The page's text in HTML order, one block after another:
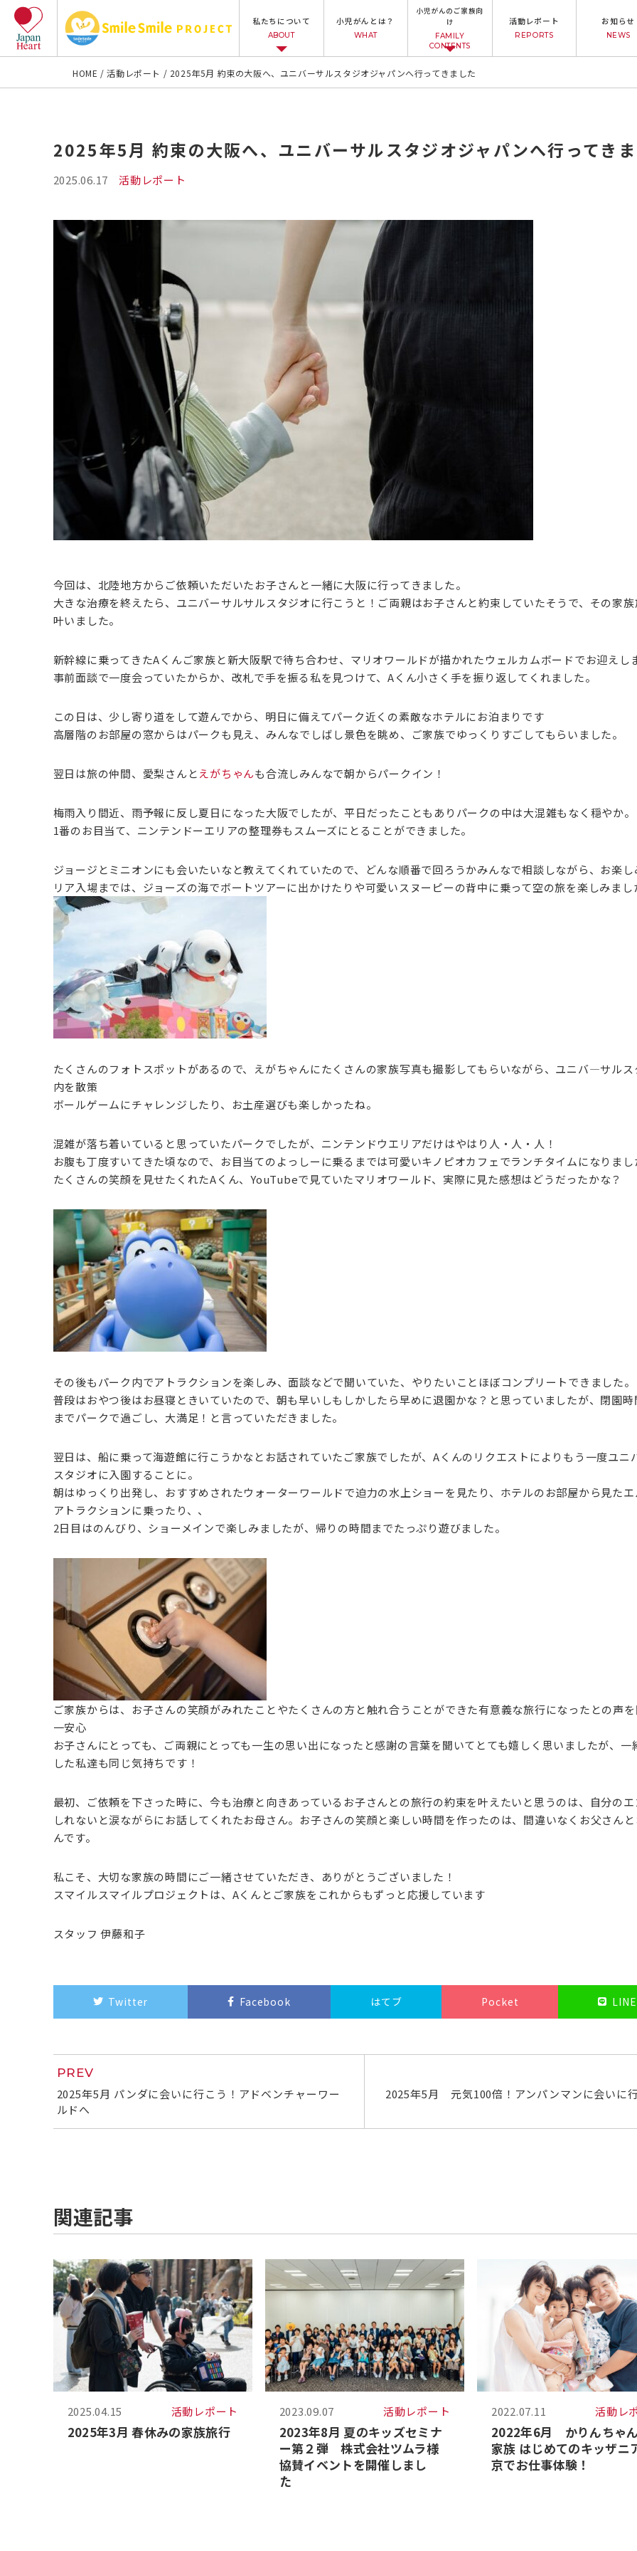
私たちについて
ABOUT
小児がんとは？
WHAT
小児がんのご家族向
け
FAMILY
CONTENTS
活動レポート
REPORTS
お知らせ
NEWS
HOME 活動レポート 2025年5月 約束の大阪へ、ユニバーサルスタジオジャパンへ行ってきました
2025年5月 約束の大阪へ、ユニバーサルスタジオジャパンへ行ってき
2025.06.17 活動レポート
今回は、北陸地方からご依頼いただいたお子さんと一緒に大阪に行ってきました。
大きな治療を終えたら、ユニバーサルサルスタジオに行こうと！ご両親はお子さんと約束していたそうで、その家
叶いました。
新幹線に乗ってきたAくんご家族と新大阪駅で待ち合わせ、マリオワールドが描かれたウェルカムボードでお迎えし
事前面談で一度会っていたからか、改札で手を振る私を見つけて、Aくん小さく手を振り返してくれました。
この日は、少し寄り道をして遊んでから、明日に備えてパーク近くの素敵なホテルにお泊まりです
高層階のお部屋の窓からはパークも見え、みんなでしばし景色を眺め、ご家族でゆっくりすごしてもらいました。
翌日は旅の仲間、愛梨さんとえがちゃんも合流しみんなで朝からパークイン！
梅雨入り間近、雨予報に反し夏日になった大阪でしたが、平日だったこともありパークの中は大混雑もなく穏やか。
1番のお目当て、ニンテンドーエリアの整理券もスムーズにとることができました。
ジョージとミニオンにも会いたいなと教えてくれていたので、どんな順番で回ろうかみんなで相談しながら、お楽し
リア入場までは、ジョーズの海でボートツアーに出かけたりや可愛いスヌーピーの背中に乗って空の旅を楽しみまし
たくさんのフォトスポットがあるので、えがちゃんにたくさんの家族写真も撮影してもらいながら、ユニバ―サルス
内を散策
ボールゲームにチャレンジしたり、お土産選びも楽しかったね。
混雑が落ち着いていると思っていたパークでしたが、ニンテンドウエリアだけはやはり人・人・人！
お腹も丁度すいてきた頃なので、お目当てのよっしーに乗るまでは可愛いキノピオカフェでランチタイムになりまし
たくさんの笑顔を見せたくれたAくん、YouTubeで見ていたマリオワールド、実際に見た感想はどうだったかな？
その後もパーク内でアトラクションを楽しみ、面談などで聞いていた、やりたいことほぼコンプリートできました。
普段はおやつ後はお昼寝ときいていたので、朝も早いしもしかしたら早めに退園かな？と思っていましたが、閉園時
までパークで過ごし、大満足！と言っていただきました。
翌日は、船に乗って海遊館に行こうかなとお話されていたご家族でしたが、Aくんのリクエストによりもう一度ユニ
スタジオに入園することに。
朝はゆっくり出発し、おすすめされたウォーターワールドで迫力の水上ショーを見たり、ホテルのお部屋から見たエ
アトラクションに乗ったり、、
2日目はのんびり、ショーメインで楽しみましたが、帰りの時間までたっぷり遊びました。
ご家族からは、お子さんの笑顔がみれたことやたくさんの方と触れ合うことができた有意義な旅行になったとの声
一安心
お子さんにとっても、ご両親にとっても一生の思い出になったと感謝の言葉を聞いてとても嬉しく思いましたが、一
した私達も同じ気持ちです！
最初、ご依頼を下さった時に、今も治療と向きあっているお子さんとの旅行の約束を叶えたいと思うのは、自分のエ
しれないと涙ながらにお話してくれたお母さん。お子さんの笑顔と楽しい時間を作ったのは、間違いなくお父さんと
んです。
私こそ、大切な家族の時間にご一緒させていただき、ありがとうございました！
スマイルスマイルプロジェクトは、Aくんとご家族をこれからもずっと応援しています
スタッフ 伊藤和子
Twitter Facebook はてブ Pocket LINE
PREV
2025年5月 パンダに会いに行こう！アドベンチャーワー
ルドへ
2025年5月 元気100倍！アンパンマンに会いに
関連記事
2025.04.15 活動レポート
2025年3月 春休みの家族旅行
2023.09.07 活動レポート
2023年8月 夏のキッズセミナ
ー第２弾 株式会社ツムラ様
協賛イベントを開催しまし
た
2022.07.11 活動レ
2022年6月 かりんちゃ
家族 はじめてのキッザニ
京でお仕事体験！